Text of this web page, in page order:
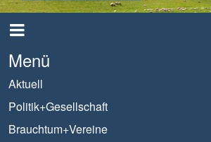
Menü
Aktuell
Politik+Gesellschaft
Brauchtum+Vereine